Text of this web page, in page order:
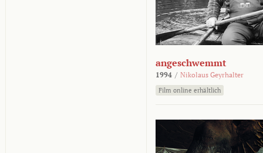
angeschwemmt
1994 / Nikolaus Geyrhalter
Film online erhältlich